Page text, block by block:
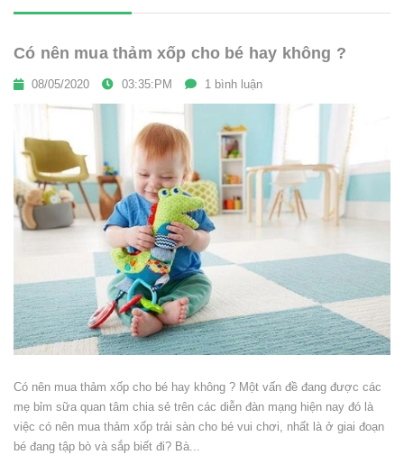
Có nên mua thảm xốp cho bé hay không ?
08/05/2020 03:35:PM 1 bình luận
Có nên mua thảm xốp cho bé hay không ? Một vấn đề đang được các
mẹ bỉm sữa quan tâm chia sẻ trên các diễn đàn mạng hiện nay đó là
việc có nên mua thảm xốp trải sàn cho bé vui chơi, nhất là ở giai đoạn
bé đang tập bò và sắp biết đi? Bà...